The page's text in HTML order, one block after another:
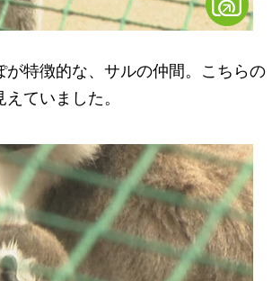
特徴的な、サルの仲間。こちらの
ていました。